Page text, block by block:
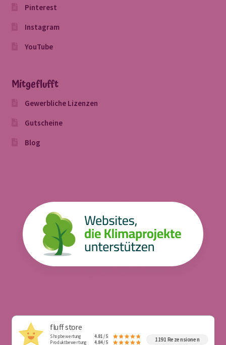
Pinterest
Instagram
YouTube
Mitgeflufft
Gewerbliche Lizenzen
Gutscheine
Blog
fluff store
Shopbewertung 4.81 / 5
Produktbewertung 4.84 / 5 1191 Rezensionen